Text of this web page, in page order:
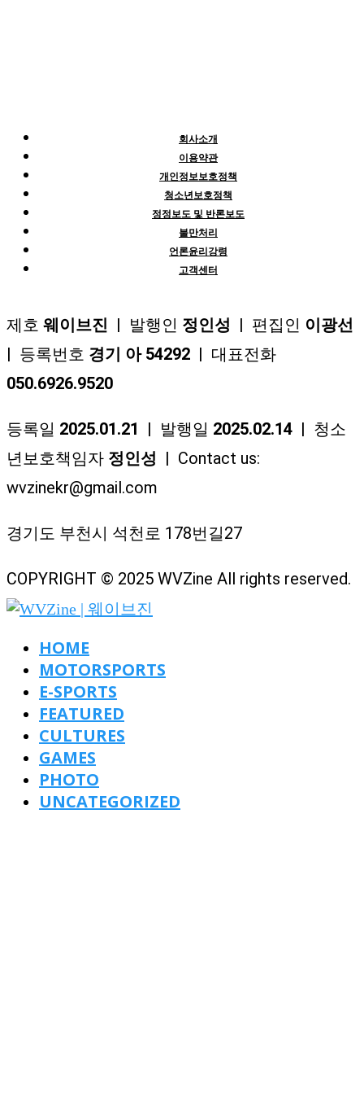
회사소개
이용약관
개인정보보호정책
청소년보호정책
정정보도 및 반론보도
불만처리
언론윤리강령
고객센터
제호 웨이브진 | 발행인 정인성 | 편집인 이광선
| 등록번호 경기 아 54292 | 대표전화
050.6926.9520
등록일 2025.01.21 | 발행일 2025.02.14 | 청소
년보호책임자 정인성 | Contact us:
wvzinekr@gmail.com
경기도 부천시 석천로 178번길27
COPYRIGHT © 2025 WVZine All rights reserved.
HOME
MOTORSPORTS
E-SPORTS
FEATURED
CULTURES
GAMES
PHOTO
UNCATEGORIZED